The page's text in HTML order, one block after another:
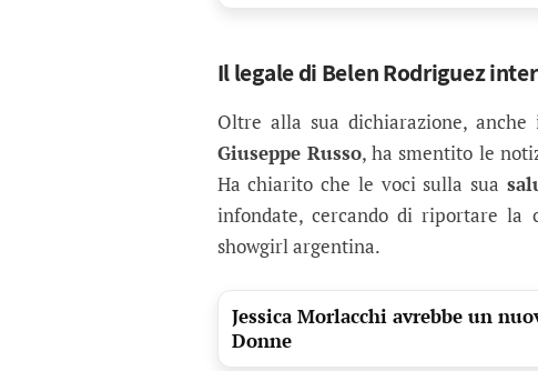
Il legale di Belen Rodriguez
Oltre alla sua dichiarazione,
Giuseppe Russo, ha smentito le
Ha chiarito che le voci sulla sua
infondate, cercando di riportare
showgirl argentina.
Jessica Morlacchi avrebbe un
Donne